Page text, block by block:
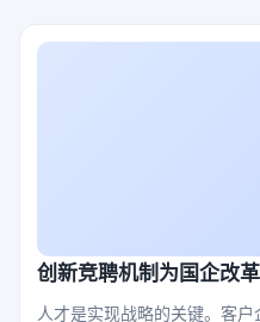
创新竞聘机制为国企改
人才是实现战略的关键。客